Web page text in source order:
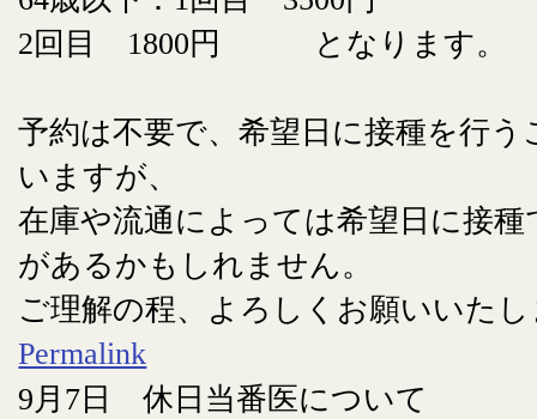
2回目 1800円 となります。
予約は不要で、希望日に接種を行う
いますが、
在庫や流通によっては希望日に接
があるかもしれません。
ご理解の程、よろしくお願いいた
Permalink
9月7日 休日当番医について